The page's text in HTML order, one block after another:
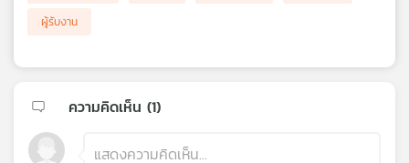
ผู้รับงาน
ความคิดเห็น (1)